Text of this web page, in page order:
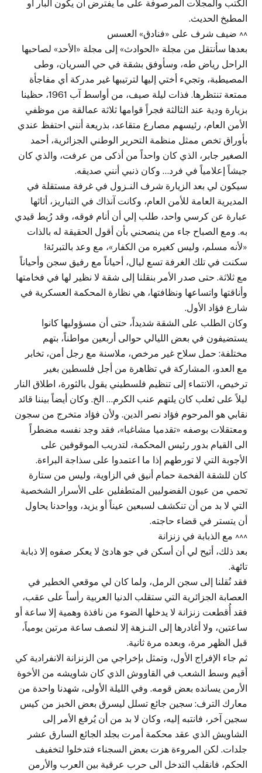
الكتب والمجلات المرصوفة على ما يفترض أن يكون البار أو
المطبخ الحديث.
^^ ضيف شرف على «فنادق» العسس
بعدها سأنتقل من مجلة «الحوادث» إلى مجلة «الأحد» لصاحبها
الراحل رياض طه، وسأوفق بشقة في حي السريان، وطى
المصيطبة، وتجيء أختي إليها لترتيبها غير مدركة أي مفاجأة
ممتعة تنتظرها. فذات ليلة صيف، من أواسط آب 1961، حظينا
بزيارة ودية عند الثالثة فجراً قوامها ثلاثة عمالقة من موظفي
الأمن العام، رئيسهم مصارع متقاعد، بذريعة أنني احتفظ عندي
بأوراق تخص ممثل منظمة التحرير الوطني الجزائرية، أحمد
الصغير جابر، الذي كان واحداً من أذكى من عرفت، والذي كان
جيشاً إعلامياً في فرد… وكان ذنبي أنني صديقه.
سيكون لي بعد الزيارة شرف النـزول في غرفة مستقلة في
المديرية العامة للأمن العام، وكانت آنذاك في التباريز، أثاثها
عبارة عن كرسي واحد، طلب إلي أن أنام فوقه، وقد رُبط قيدي
به. ومع الصباح جاء من ينصحني بأن أقول الحقيقة له بالذات
«لأنه مسلم، وليس كغيره من الكفار»، مع وعد بالتبرئة!
سكنت في تلك الغرفة تسع ليال، أحياناً مع رفيق سجن وأحياناً
مع ثلاثة. حتى صدر الأمر بنقلنا إلى شقة لا نظير لها في فخامتها
وأناقتها واتساعها ونظافتها، هي نظارة المحكمة العسكرية في
شارع فؤاد الأول.
وكان الطلب على الشقة شديداً، حتى أن مسؤوليها كانوا
يستضيفون في بعض الليالي حوالى أربعين مواطناً، بتهم
مختلفة: حمل سلاح غير مرخص، ملاسنة مع رجل أمن، تخابر
مع العدو، المشاركة في تظاهرة من أجل فلسطين بغير
ترخيص، الانتماء إلى تنظيم فلسطيني يقول بالثورة، اطلاق النار
ليلاً على ثعلب كان يلتهم عنب الكرم… الخ. وكان أيضاً بيننا قائد
نقابي هو المرحوم فؤاد نصر الدين. ولأن فؤاد متخرج من سجون
ومعتقلات بوصفه «تقدميا مشاغبا»، فقد وجد نفسه مضطراً
الى القيام بدور رئيس المحكمة، لتدريب الموقوفين على
الأجوبة التي لا تورطهم إذا ما اعتمدوا على سذاجة البراءة.
كان للشقة الفخمة حمام أنيق في الزاوية، وليس من ستارة
تحمي من عيون الفضوليين المتطفلين على الأسرار الشخصية
التي لا بد من أن تنكشف لسبعين عيناً أو يزيد، وواحدنا يحاول
أن يتستر في قضاء حاجته.
^^^ مع الذبابة في زنزانة
بعد ذلك، أتيح لي أن أسكن في جو هادئ لا يعكر صفوه إلا ذبابة
تائهة.
فقد نُقلنا إلى سجن الرمل، ولما كان لي موقعي الخطير في
العصابة الجزائرية التي ستقلب الدنيا العربية رأساً على عقب،
فقد أُقطعت زنزانة لا يدخلها الضوء من نافذة وهمية إلا ساعة أو
ساعتين، ولا أغادرها إلى النـزهة إلا لنصف ساعة مرتين يومياً،
قبل الظهر مرة، وبعده مرة ثانية.
ثم جاء الإفراج الأول، وتمثل بإخراجي من الزنزانة الانفرادية كي
أقيم وسط الشعب في القاووش الذي كان شاويشه من الأخوة
الأرمن يسانده بعض قومه. وفي الليلة الأولى، شهدنا واحدة من
معارك الترف: سجين جائع تسلل ليسرق بعض الخبز من كيس
سجين آخر، فانتبه إليه، وكان لا بد من أن يُرفع الأمر إلى
الشاويش الذي عقد محكمة أمرت بجلد الجائع السارق عشر
جلدات. لكن المروءة هزت بعض السجناء فتدخلوا لتخفيف
الحكم، فانقلب التدخل الى حرب عرقية بين العرب والأرمن